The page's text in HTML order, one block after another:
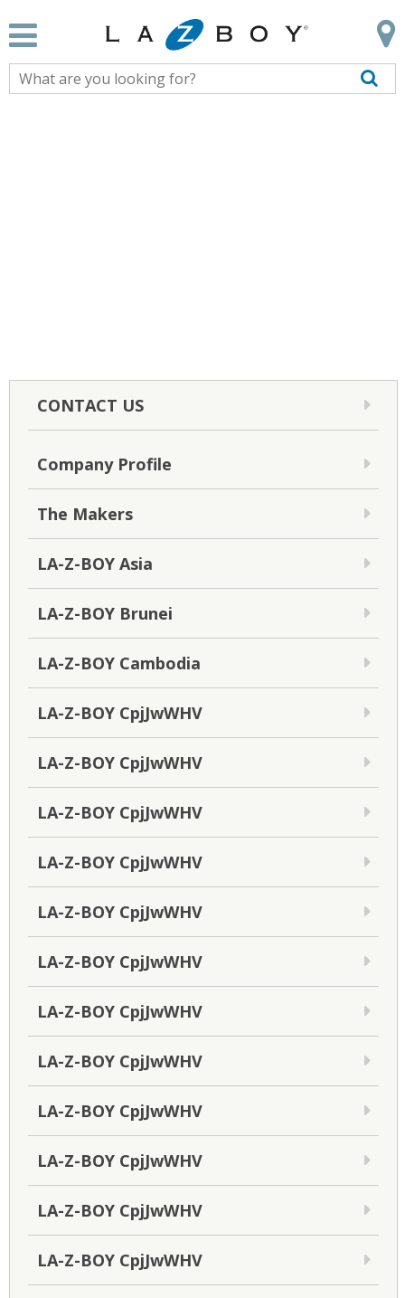
CONTACT US
Company Profile
The Makers
LA-Z-BOY Asia
LA-Z-BOY Brunei
LA-Z-BOY Cambodia
LA-Z-BOY CpjJwWHV
LA-Z-BOY CpjJwWHV
LA-Z-BOY CpjJwWHV
LA-Z-BOY CpjJwWHV
LA-Z-BOY CpjJwWHV
LA-Z-BOY CpjJwWHV
LA-Z-BOY CpjJwWHV
LA-Z-BOY CpjJwWHV
LA-Z-BOY CpjJwWHV
LA-Z-BOY CpjJwWHV
LA-Z-BOY CpjJwWHV
LA-Z-BOY CpjJwWHV